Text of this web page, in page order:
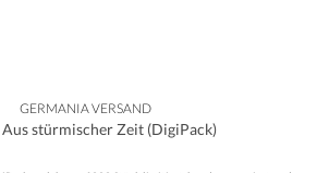
GERMANIA VERSAND
Aus stürmischer Zeit (DigiPack)